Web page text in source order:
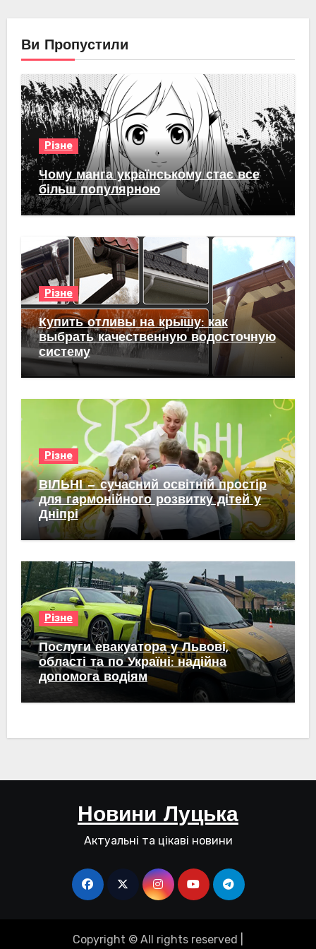
Ви Пропустили
Різне
Чому манга українському стає все
більш популярною
Різне
Купить отливы на крышу: как
выбрать качественную водосточную
систему
Різне
ВІЛЬНІ — сучасний освітній простір
для гармонійного розвитку дітей у
Дніпрі
Різне
Послуги евакуатора у Львові,
області та по Україні: надійна
допомога водіям
Новини Луцька
Актуальні та цікаві новини
Copyright © All rights reserved